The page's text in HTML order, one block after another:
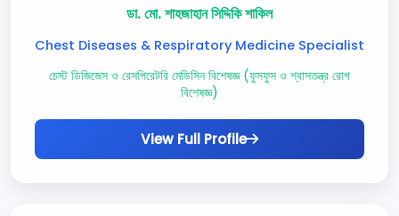
ডা. মো. শাহজাহান সিদ্দিকি শাকিল
Chest Diseases & Respiratory Medicine Specialist
চেস্ট ডিজিজেস ও রেসপিরেটরি মেডিসিন বিশেষজ্ঞ (ফুসফুস ও শ্বাসতন্ত্র রোগ
বিশেষজ্ঞ)
View Full Profile